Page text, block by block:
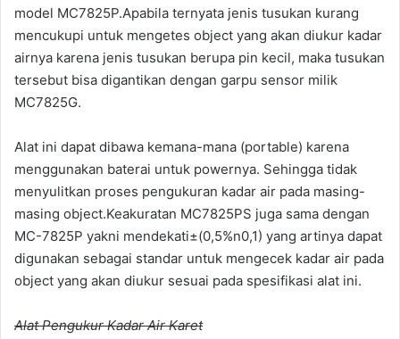
model MC7825P.Apabila ternyata jenis tusukan kurang
mencukupi untuk mengetes object yang akan diukur kadar
airnya karena jenis tusukan berupa pin kecil, maka tusukan
tersebut bisa digantikan dengan garpu sensor milik
MC7825G.
Alat ini dapat dibawa kemana-mana (portable) karena
menggunakan baterai untuk powernya. Sehingga tidak
menyulitkan proses pengukuran kadar air pada masing-
masing object.Keakuratan MC7825PS juga sama dengan
MC-7825P yakni mendekati±(0,5%n0,1) yang artinya dapat
digunakan sebagai standar untuk mengecek kadar air pada
object yang akan diukur sesuai pada spesifikasi alat ini.
Alat Pengukur Kadar Air Karet